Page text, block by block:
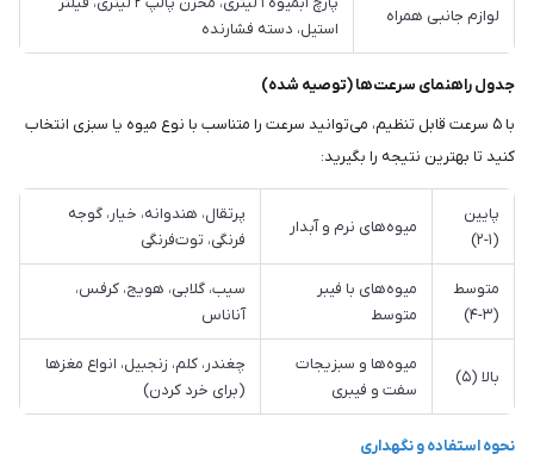
لوازم جانبی همراه
استیل، دسته فشارنده
جدول راهنمای سرعت‌ها (توصیه شده)
با ۵ سرعت قابل تنظیم، می‌توانید سرعت را متناسب با نوع میوه یا سبزی انتخاب
کنید تا بهترین نتیجه را بگیرید:
پایین
(۱-۲)
میوه‌های نرم و آبدار
پرتقال، هندوانه، خیار، گوجه
فرنگی، توت‌فرنگی
متوسط
(۳-۴)
میوه‌های با فیبر
متوسط
سیب، گلابی، هویج، کرفس،
آناناس
بالا (۵)
میوه‌ها و سبزیجات
سفت و فیبری
چغندر، کلم، زنجبیل، انواع مغزها
(برای خرد کردن)
نحوه استفاده و نگهداری